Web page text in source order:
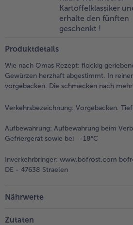
Kartoffelklassiker
erhalte den fünften
geschenkt !
Produktdetails
Wie nach Omas Rezept: flockig
Gewürzen herzhaft abgestimmt. In
vorgebacken. Die schmecken nach
Verkehrsbezeichnung: Vorgebacken.
Aufbewahrung: Aufbewahrung beim
Gefriergerät sowie bei -18°C
Inverkehrbringer: www.bofrost.com
DE - 47638 Straelen
Nährwerte
Zutaten